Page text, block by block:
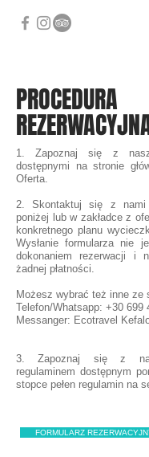
PROCEDURA
1. Zapoznaj się z
dostępnymi na stronie
Oferta.
2. Skontaktuj się z nami
poniżej lub w zakładce z
konkretnego planu
Wysłanie formularza nie
dokonaniem rezerwacji i
żadnej płatności.
Możesz wybrać też inne ze
Telefon/Whatsapp: +30 699
Messanger: Ecotravel
3. Zapoznaj się z
regulaminem dostępnym
stopce pełen regulamin na
FORMULARZ